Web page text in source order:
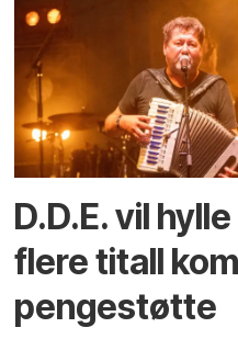
D.D.E. vil
flere titall
pengestøtte